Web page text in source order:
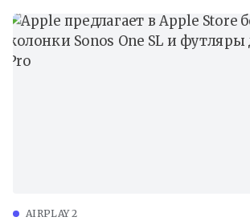
AIRPLAY 2